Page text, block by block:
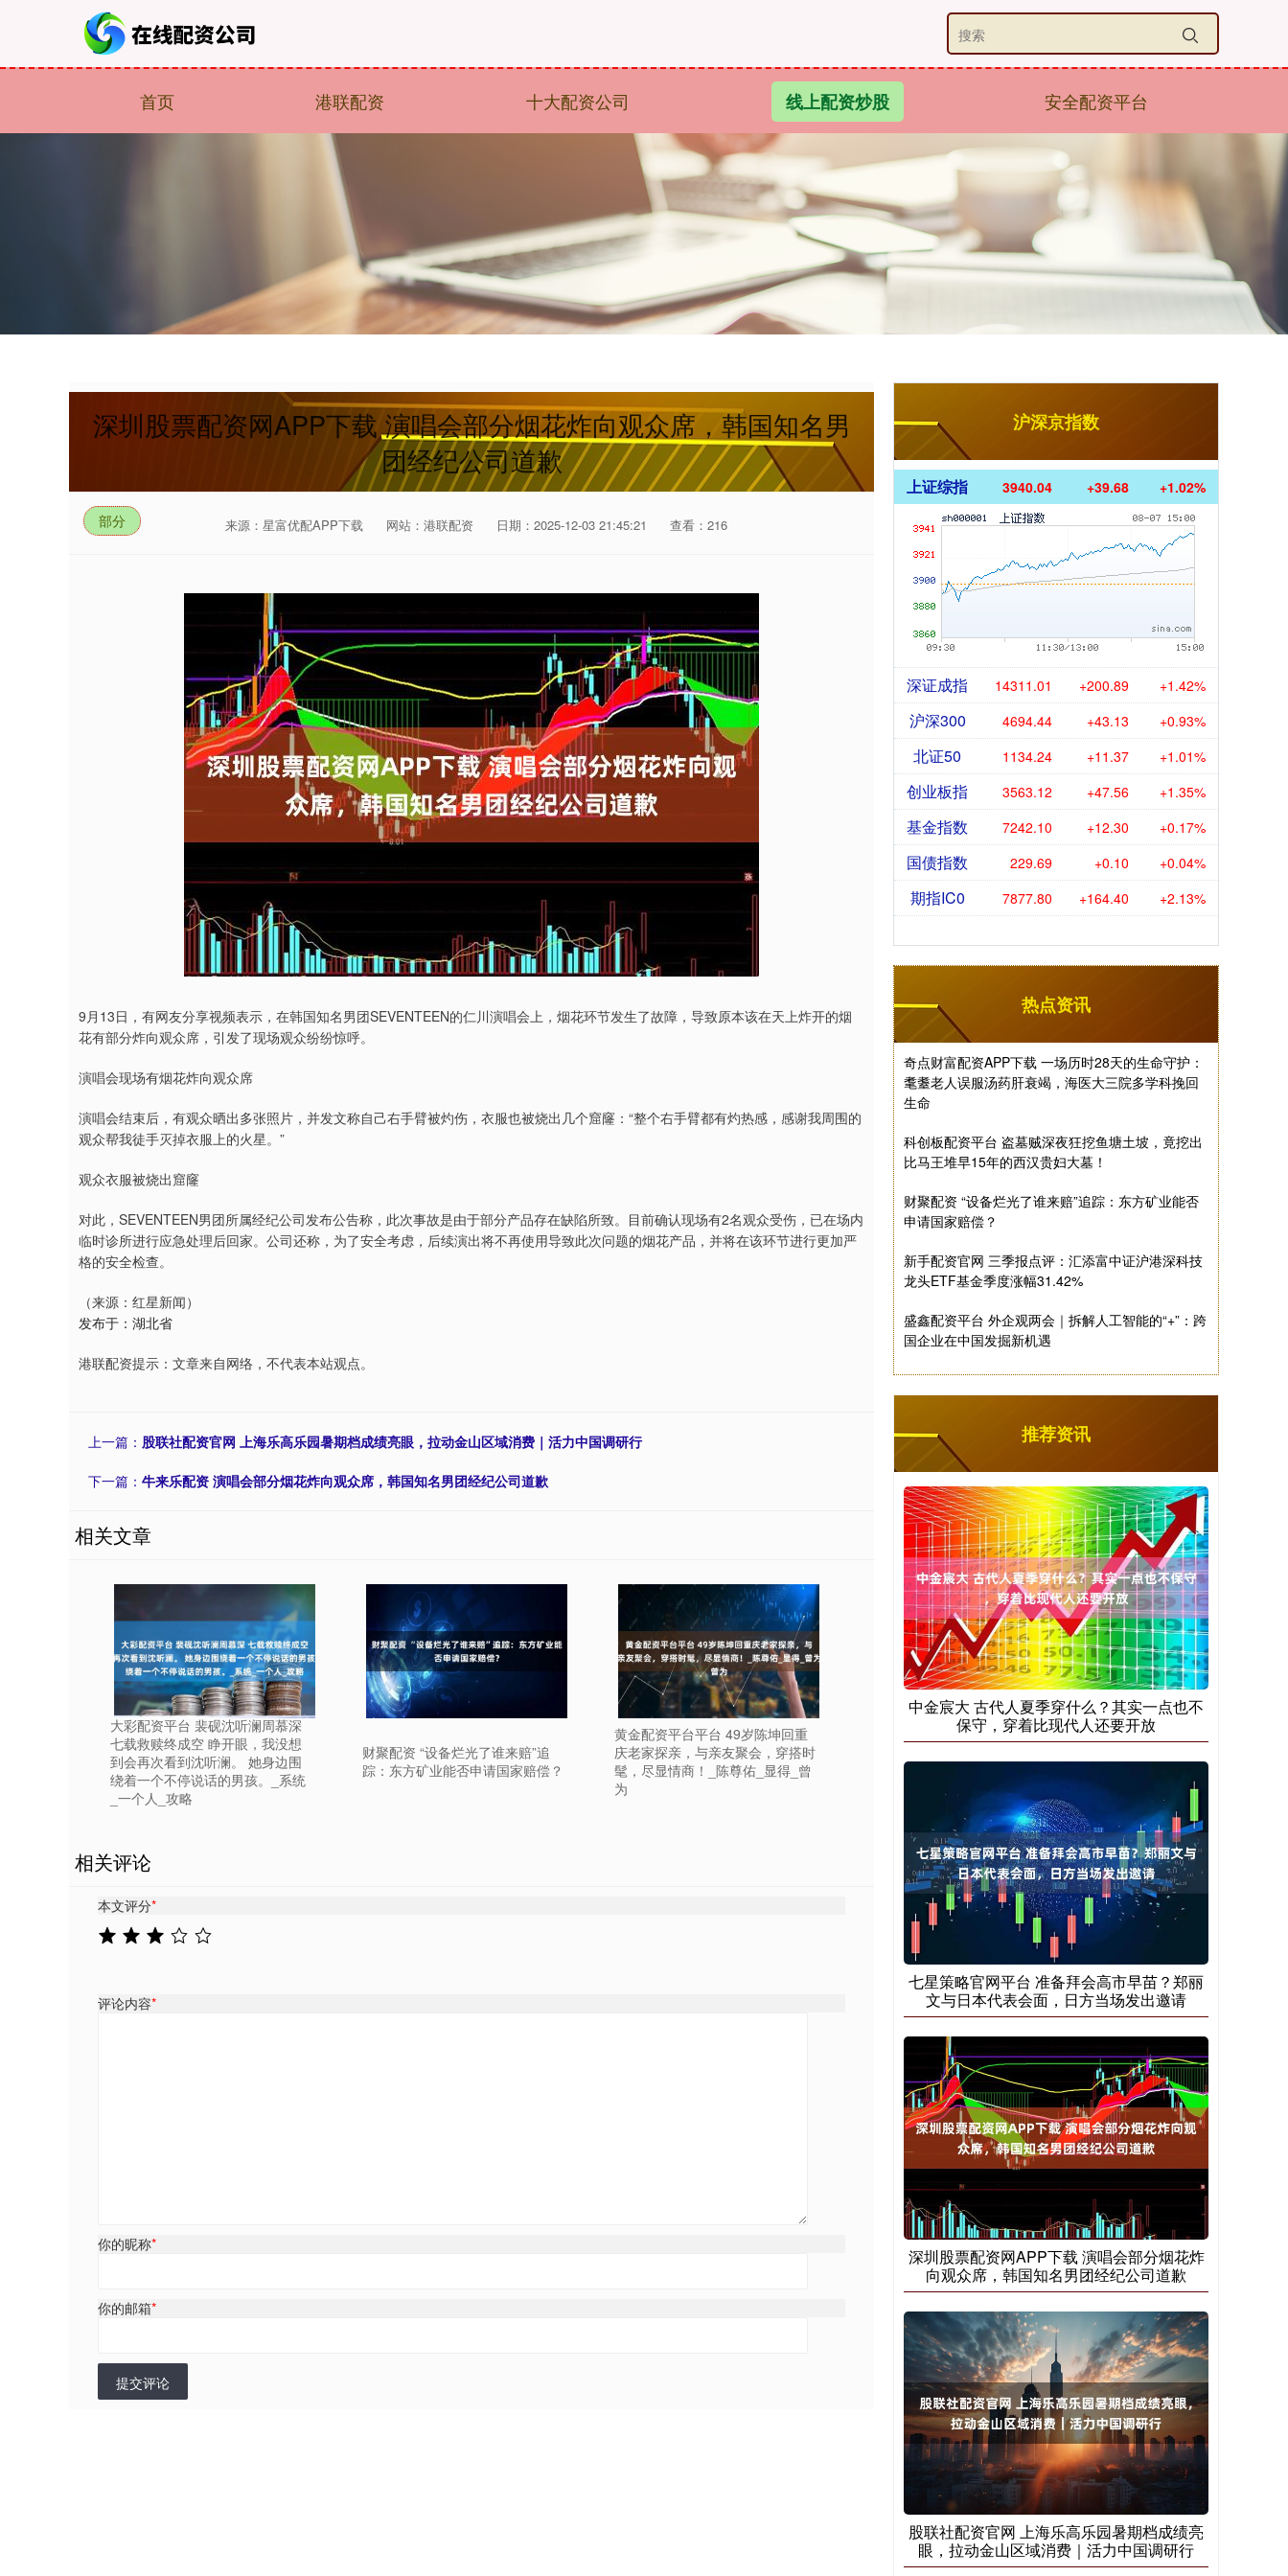
首页 港联配资 十大配资公司 线上配资炒股 安全配资平台
深圳股票配资网APP下载 演唱会部分烟花炸向观众席，韩国知名男
团经纪公司道歉
部分 来源：星富优配APP下载 网站：港联配资 日期：2025-12-03 21:45:21 查看：216
9月13日，有网友分享视频表示，在韩国知名男团SEVENTEEN的仁川演唱会上，烟花环节发生了故障，导致原本该在天上炸开的烟
花有部分炸向观众席，引发了现场观众纷纷惊呼。
演唱会现场有烟花炸向观众席
演唱会结束后，有观众晒出多张照片，并发文称自己右手臂被灼伤，衣服也被烧出几个窟窿：“整个右手臂都有灼热感，感谢我周围的
观众帮我徒手灭掉衣服上的火星。”
观众衣服被烧出窟窿
对此，SEVENTEEN男团所属经纪公司发布公告称，此次事故是由于部分产品存在缺陷所致。目前确认现场有2名观众受伤，已在场内
临时诊所进行应急处理后回家。公司还称，为了安全考虑，后续演出将不再使用导致此次问题的烟花产品，并将在该环节进行更加严
格的安全检查。
（来源：红星新闻）
发布于：湖北省
港联配资提示：文章来自网络，不代表本站观点。
上一篇： 股联社配资官网 上海乐高乐园暑期档成绩亮眼，拉动金山区域消费｜活力中国调研行
下一篇： 牛来乐配资 演唱会部分烟花炸向观众席，韩国知名男团经纪公司道歉
相关文章
大彩配资平台 裴砚沈听澜周慕深
七载救赎终成空 睁开眼，我没想
到会再次看到沈听澜。 她身边围
绕着一个不停说话的男孩。_系统
_一个人_攻略
财聚配资 “设备烂光了谁来赔”追
踪：东方矿业能否申请国家赔偿？
黄金配资平台平台 49岁陈坤回重
庆老家探亲，与亲友聚会，穿搭时
髦，尽显情商！_陈尊佑_显得_曾
为
相关评论
本文评分*
评论内容*
你的昵称*
你的邮箱*
提交评论
沪深京指数
上证综指 3940.04 +39.68 +1.02%
深证成指 14311.01 +200.89 +1.42%
沪深300 4694.44 +43.13 +0.93%
北证50 1134.24 +11.37 +1.01%
创业板指 3563.12 +47.56 +1.35%
基金指数 7242.10 +12.30 +0.17%
国债指数 229.69 +0.10 +0.04%
期指IC0 7877.80 +164.40 +2.13%
热点资讯
奇点财富配资APP下载 一场历时28天的生命守护：
耄耋老人误服汤药肝衰竭，海医大三院多学科挽回
生命
科创板配资平台 盗墓贼深夜狂挖鱼塘土坡，竟挖出
比马王堆早15年的西汉贵妇大墓！
财聚配资 “设备烂光了谁来赔”追踪：东方矿业能否
申请国家赔偿？
新手配资官网 三季报点评：汇添富中证沪港深科技
龙头ETF基金季度涨幅31.42%
盛鑫配资平台 外企观两会｜拆解人工智能的“+”：跨
国企业在中国发掘新机遇
推荐资讯
中金宸大 古代人夏季穿什么？其实一点也不
保守，穿着比现代人还要开放
七星策略官网平台 准备拜会高市早苗？郑丽
文与日本代表会面，日方当场发出邀请
深圳股票配资网APP下载 演唱会部分烟花炸
向观众席，韩国知名男团经纪公司道歉
股联社配资官网 上海乐高乐园暑期档成绩亮
眼，拉动金山区域消费｜活力中国调研行